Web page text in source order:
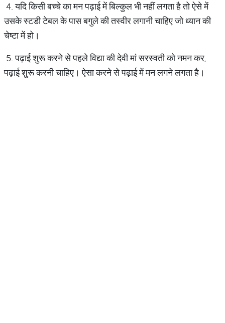
4. यदि किसी बच्चे का मन पढ़ाई में बिल्कुल भी नहीं लगता है तो ऐसे में
उसके स्टडी टेबल के पास बगुले की तस्वीर लगानी चाहिए जो ध्यान की
चेष्टा में हो।
5. पढ़ाई शुरू करने से पहले विद्या की देवी मां सरस्वती को नमन कर,
पढ़ाई शुरू करनी चाहिए। ऐसा करने से पढ़ाई में मन लगने लगता है।